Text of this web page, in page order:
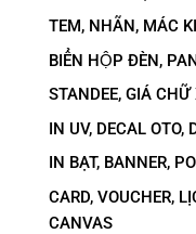
TEM, NHÃN, MÁC
BIỂN HỘP ĐÈN,
STANDEE, GIÁ CHỮ
IN UV, DECAL OTO,
IN BẠT, BANNER,
CARD, VOUCHER,
CANVAS